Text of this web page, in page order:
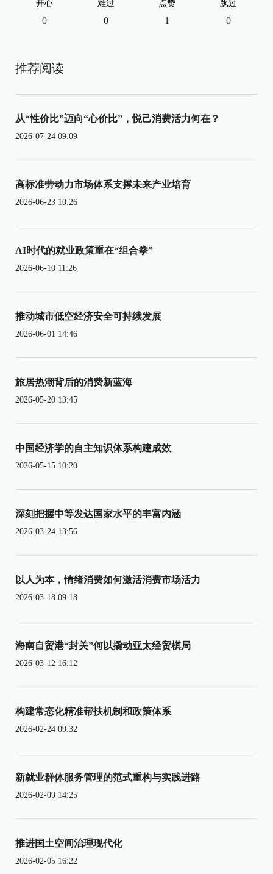
开心
0
难过
0
点赞
1
飘过
0
推荐阅读
从“性价比”迈向“心价比”，悦己消费活力何在？
2026-07-24 09:09
高标准劳动力市场体系支撑未来产业培育
2026-06-23 10:26
AI时代的就业政策重在“组合拳”
2026-06-10 11:26
推动城市低空经济安全可持续发展
2026-06-01 14:46
旅居热潮背后的消费新蓝海
2026-05-20 13:45
中国经济学的自主知识体系构建成效
2026-05-15 10:20
深刻把握中等发达国家水平的丰富内涵
2026-03-24 13:56
以人为本，情绪消费如何激活消费市场活力
2026-03-18 09:18
海南自贸港“封关”何以撬动亚太经贸棋局
2026-03-12 16:12
构建常态化精准帮扶机制和政策体系
2026-02-24 09:32
新就业群体服务管理的范式重构与实践进路
2026-02-09 14:25
推进国土空间治理现代化
2026-02-05 16:22